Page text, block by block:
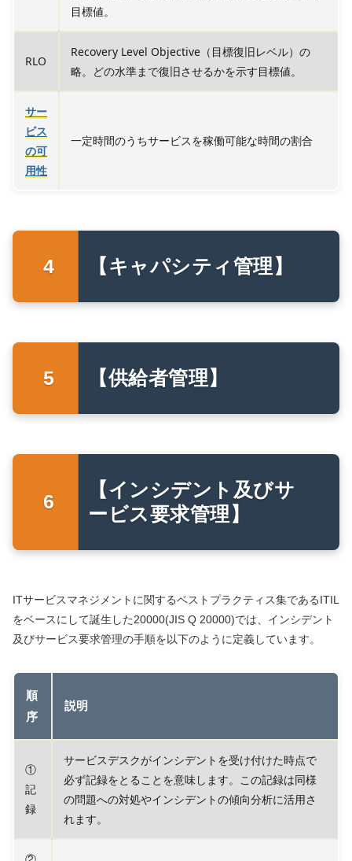
目標値。
RLO
Recovery Level Objective（目標復旧レベル）の
略。どの水準まで復旧させるかを示す目標値。
サー
ビス
の可
用性
一定時間のうちサービスを稼働可能な時間の割合
【キャパシティ管理】
【供給者管理】
【インシデント及びサ
ービス要求管理】
ITサービスマネジメントに関するベストプラクティス集であるITIL
をベースにして誕生した20000(JIS Q 20000)では、インシデント
及びサービス要求管理の手順を以下のように定義しています。
順
序
説明
①
記
録
サービスデスクがインシデントを受け付けた時点で
必ず記録をとることを意味します。この記録は同様
の問題への対処やインシデントの傾向分析に活用さ
れます。